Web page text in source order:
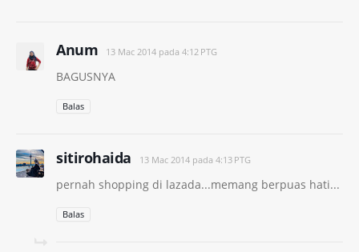
Anum 13 Mac 2014 pada 4:12 PTG
BAGUSNYA
Balas
sitirohaida 13 Mac 2014 pada 4:13 PTG
pernah shopping di lazada...memang berpuas hati...
Balas